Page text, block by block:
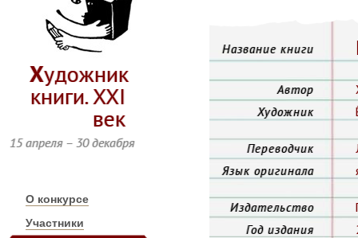
Художник
книги. ХХI
век
15 апреля – 30 декабря
О конкурсе
Участники
Название книги
Автор
Художник
Переводчик
Язык оригинала
Издательство
Год издания